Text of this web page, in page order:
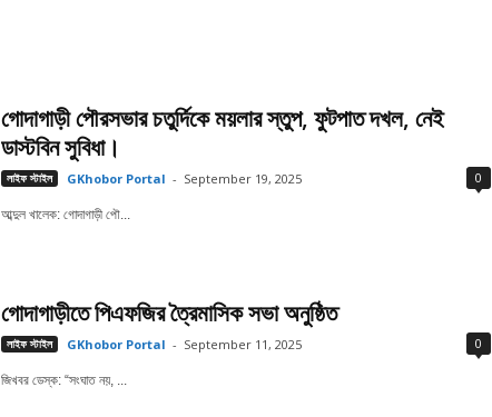
গোদাগাড়ী পৌরসভার চতুর্দিকে ময়লার স্তুপ, ফুটপাত দখল, নেই
ডাস্টবিন সুবিধা।
লাইফ স্টাইল GKhobor Portal - September 19, 2025 0
আব্দুল খালেক: গোদাগাড়ী পৌ...
গোদাগাড়ীতে পিএফজির ত্রৈমাসিক সভা অনুষ্ঠিত
লাইফ স্টাইল GKhobor Portal - September 11, 2025 0
জিখবর ডেস্ক: “সংঘাত নয়, ...